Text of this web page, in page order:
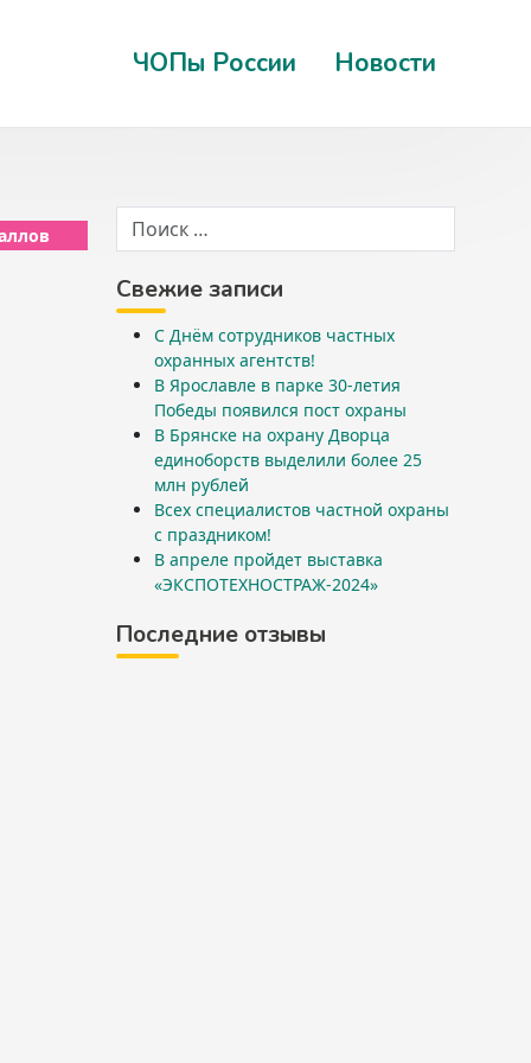
ЧОПы России Новости
Свежие записи
С Днём сотрудников частных
охранных агентств!
В Ярославле в парке 30-летия
Победы появился пост охраны
В Брянске на охрану Дворца
единоборств выделили более 25
млн рублей
Всех специалистов частной охраны
с праздником!
В апреле пройдет выставка
«ЭКСПОТЕХНОСТРАЖ-2024»
Последние отзывы